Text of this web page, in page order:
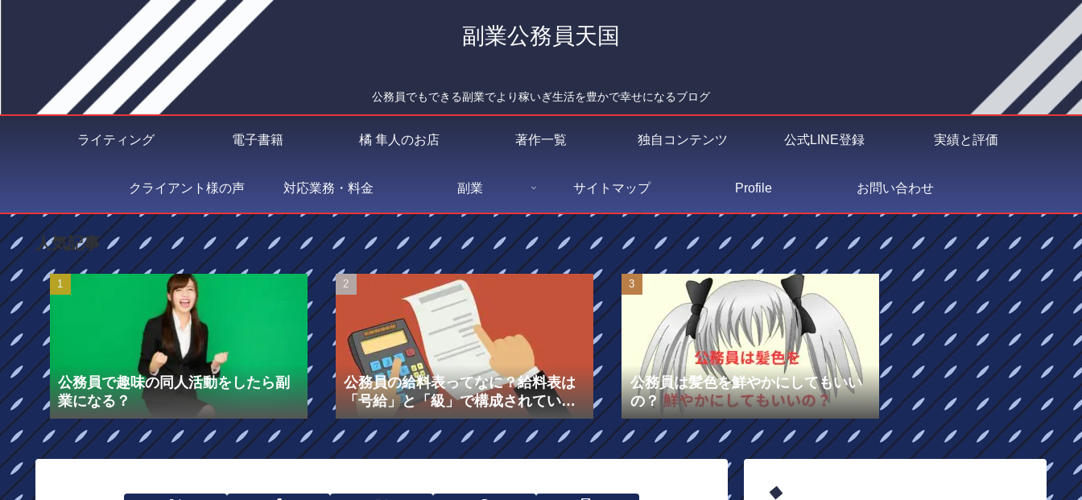
副業公務員天国
公務員でもできる副業でより稼いぎ生活を豊かで幸せになるブログ
ライティング 電子書籍 橘 隼人のお店 著作一覧 独自コンテンツ 公式LINE登録 実績と評価
クライアント様の声 対応業務・料金 副業 サイトマップ Profile お問い合わせ
人気記事
公務員で趣味の同人活動をしたら副
業になる？
公務員の給料表ってなに？給料表は
「号給」と「級」で構成されてい
る！￼
公務員は髪色を鮮やかにしてもいい
の？